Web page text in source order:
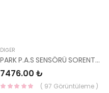
DIĞER
PARK P.A.S SENSÖRÜ SORENTO 99310-P2000-HMC
7476.00 ₺
( 97 Görüntüleme )